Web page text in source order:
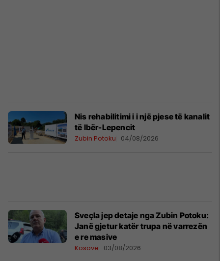
​Nis rehabilitimi i i një pjese të kanalit
të Ibër-Lepencit
Zubin Potoku 04/08/2026
Sveçla jep detaje nga Zubin Potoku:
Janë gjetur katër trupa në varrezën
e re masive
Kosovë 03/08/2026